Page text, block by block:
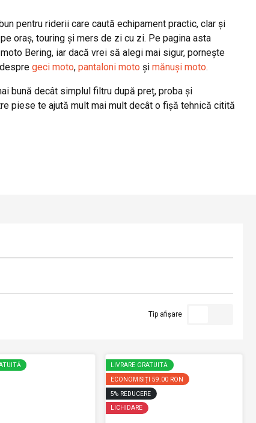
pentru riderii care caută echipament practic, clar și
oraș, touring și mers de zi cu zi. Pe pagina asta
Bering, iar dacă vrei să alegi mai sigur, pornește
geci moto, pantaloni moto și mănuși moto.
bună decât simplul filtru după preț, proba și
piese te ajută mult mai mult decât o fișă tehnică citită
Tip afișare
LIVRARE GRATUITĂ
ECONOMISIȚI 59.00 RON
5% REDUCERE
LICHIDARE